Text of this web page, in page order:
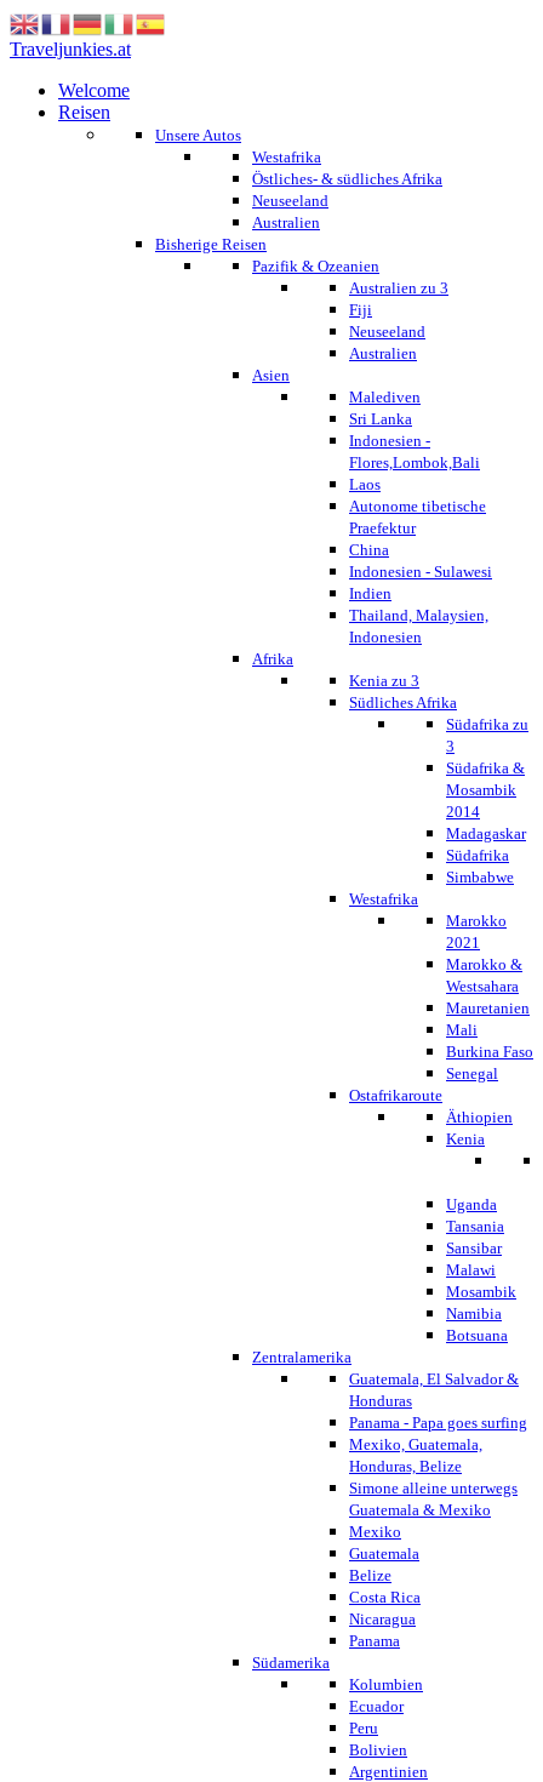
Traveljunkies.at
Welcome
Reisen
Unsere Autos
Westafrika
Östliches- & südliches Afrika
Neuseeland
Australien
Bisherige Reisen
Pazifik & Ozeanien
Australien zu 3
Fiji
Neuseeland
Australien
Asien
Malediven
Sri Lanka
Indonesien -
Flores,Lombok,Bali
Laos
Autonome tibetische
Praefektur
China
Indonesien - Sulawesi
Indien
Thailand, Malaysien,
Indonesien
Afrika
Kenia zu 3
Südliches Afrika
Südafrika zu
3
Südafrika &
Mosambik
2014
Madagaskar
Südafrika
Simbabwe
Westafrika
Marokko
2021
Marokko &
Westsahara
Mauretanien
Mali
Burkina Faso
Senegal
Ostafrikaroute
Äthiopien
Kenia
Uganda
Tansania
Sansibar
Malawi
Mosambik
Namibia
Botsuana
Zentralamerika
Guatemala, El Salvador &
Honduras
Panama - Papa goes surfing
Mexiko, Guatemala,
Honduras, Belize
Simone alleine unterwegs
Guatemala & Mexiko
Mexiko
Guatemala
Belize
Costa Rica
Nicaragua
Panama
Südamerika
Kolumbien
Ecuador
Peru
Bolivien
Argentinien